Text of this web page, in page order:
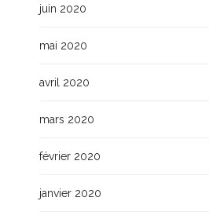
juin 2020
mai 2020
avril 2020
mars 2020
février 2020
janvier 2020